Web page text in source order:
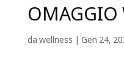
OMAGGIO
dawellness | Gen 24,